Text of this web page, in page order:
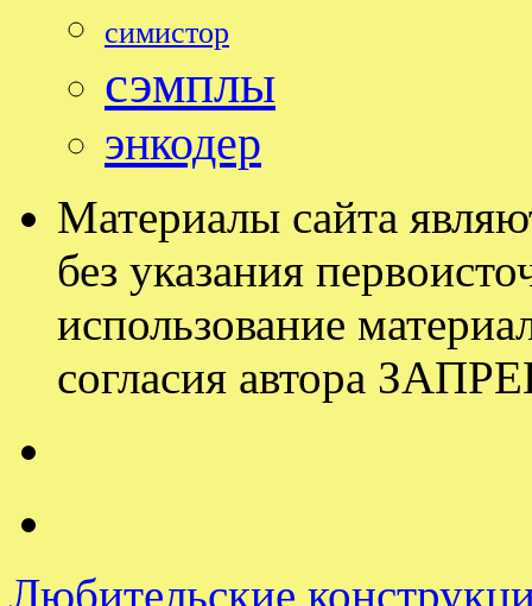
симистор
сэмплы
энкодер
Материалы сайта
без указания
использование
согласия автора
Любительские